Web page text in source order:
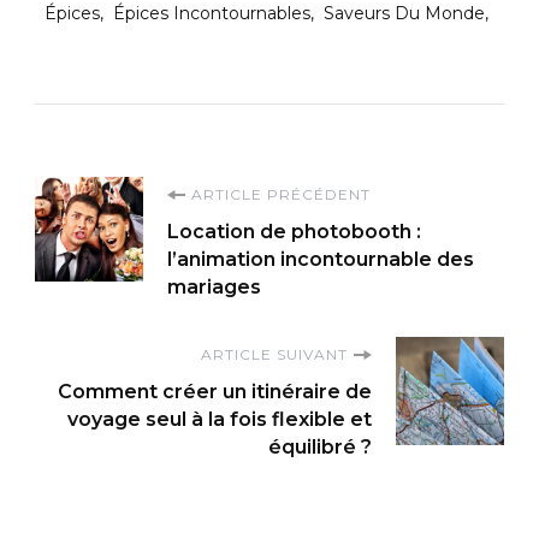
Épices
Épices Incontournables Saveurs Du Monde
Navigation
d'article
ARTICLE PRÉCÉDENT
Location de photobooth :
l’animation incontournable des
mariages
ARTICLE SUIVANT
Comment créer un itinéraire de
voyage seul à la fois flexible et
équilibré ?